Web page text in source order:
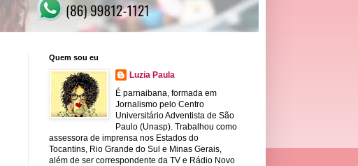
Quem sou eu
Luzia Paula
É parnaibana, formada em
Jornalismo pelo Centro
Universitário Adventista de São
Paulo (Unasp). Trabalhou como
assessora de imprensa nos Estados do
Tocantins, Rio Grande do Sul e Minas Gerais,
além de ser correspondente da TV e Rádio Novo